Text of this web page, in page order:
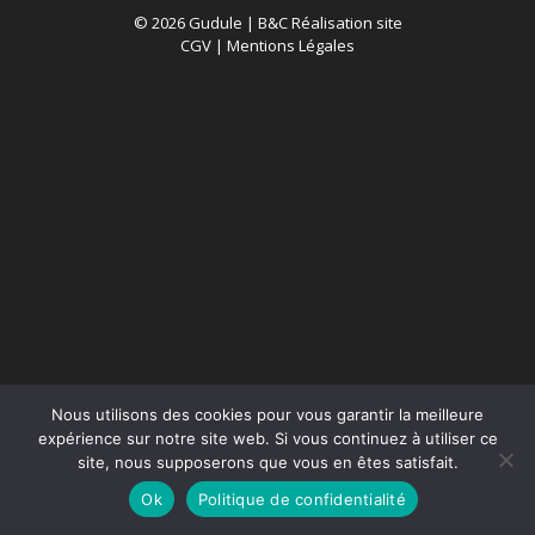
© 2026 Gudule | B&C Réalisation site
CGV | Mentions Légales
Nous utilisons des cookies pour vous garantir la meilleure
expérience sur notre site web. Si vous continuez à utiliser ce
site, nous supposerons que vous en êtes satisfait.
Ok
Politique de confidentialité